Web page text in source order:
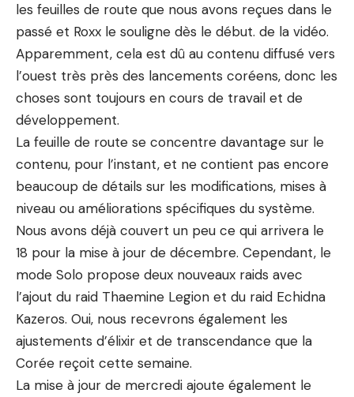
les feuilles de route que nous avons reçues dans le
passé et Roxx le souligne dès le début. de la vidéo.
Apparemment, cela est dû au contenu diffusé vers
l’ouest très près des lancements coréens, donc les
choses sont toujours en cours de travail et de
développement.
La feuille de route se concentre davantage sur le
contenu, pour l’instant, et ne contient pas encore
beaucoup de détails sur les modifications, mises à
niveau ou améliorations spécifiques du système.
Nous avons déjà couvert un peu ce qui arrivera le
18 pour la mise à jour de décembre. Cependant, le
mode Solo propose deux nouveaux raids avec
l’ajout du raid Thaemine Legion et du raid Echidna
Kazeros. Oui, nous recevrons également les
ajustements d’élixir et de transcendance que la
Corée reçoit cette semaine.
La mise à jour de mercredi ajoute également le